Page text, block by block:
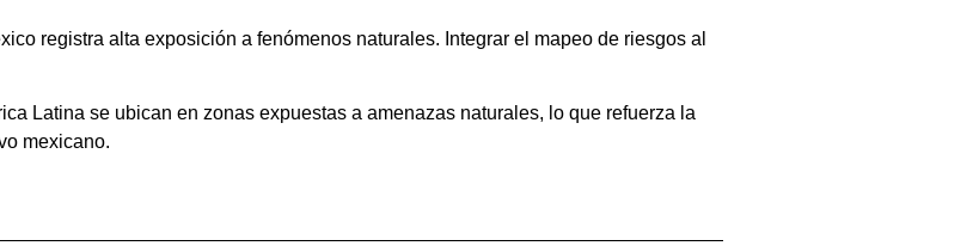
registra alta exposición a fenómenos naturales. Integrar el mapeo de riesgos al
Latina se ubican en zonas expuestas a amenazas naturales, lo que refuerza la
mexicano.